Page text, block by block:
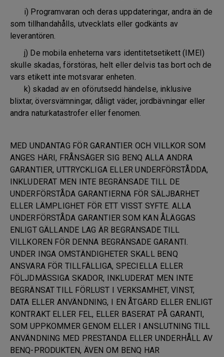
i) Programvaran och deras uppdateringar, andra än de
som tillhandahålls, utvecklats eller godkänts av
leverantören.
j) De mobila enheterna vars identitetsetikett (IMEI)
skulle skadas, förstöras, helt eller delvis tas bort och de
vars etikett inte motsvarar enheten.
k) skadad av en oförutsedd händelse, inklusive
blixtar, översvämningar, dåligt väder, jordbävningar eller
andra naturkatastrofer eller fenomen.
MED UNDANTAG FÖR GARANTIER OCH VILLKOR SOM
ANGES HÄRI, FRÅNSÄGER SIG BENQ ALLA ANDRA
GARANTIER, UTTRYCKLIGA ELLER UNDERFÖRSTÅDDA,
INKLUDERAT MEN INTE BEGRÄNSADE TILL DE
UNDERFÖRSTÅDA GARANTIERNA FÖR SÄLJBARHET
ELLER LÄMPLIGHET FÖR ETT VISST SYFTE. ALLA
UNDERFÖRSTÅDA GARANTIER SOM KAN ÅLÄGGAS
ENLIGT GÄLLANDE LAG ÄR BEGRÄNSADE TILL
VILLKOREN FÖR DENNA BEGRÄNSADE GARANTI.
UNDER INGA OMSTÄNDIGHETER SKALL BENQ
ANSVARA FÖR TILLFÄLLIGA, SPECIELLA ELLER
FÖLJDMÄSSIGA SKADOR, INKLUDERAT MEN INTE
BEGRÄNSAT TILL FÖRLUST I VERKSAMHET, VINST,
DATA ELLER ANVÄNDNING, I EN ÅTGÄRD ELLER ENLIGT
KONTRAKT ELLER FEL, ELLER BASERAT PÅ GARANTI,
SOM UPPKOMMER GENOM ELLER I ANSLUTNING TILL
ANVÄNDNING MED PRESTANDA ELLER UNDERHÅLL AV
BENQ-PRODUKTEN, ÄVEN OM BENQ HAR